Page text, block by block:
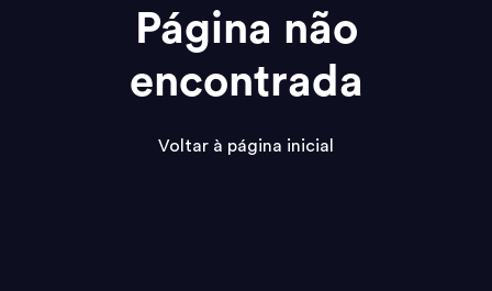
Página não
encontrada
Voltar à página inicial